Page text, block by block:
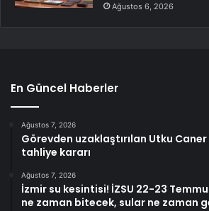
Ağustos 6, 2026
En Güncel Haberler
Ağustos 7, 2026
Görevden uzaklaştırılan Utku
tahliye kararı
Ağustos 7, 2026
İzmir su kesintisi! İZSU 22-23
ne zaman bitecek, sular ne zaman